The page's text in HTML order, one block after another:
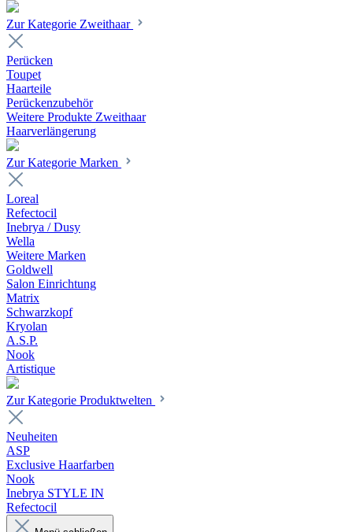
Zur Kategorie Zweithaar
Perücken
Toupet
Haarteile
Perückenzubehör
Weitere Produkte Zweithaar
Haarverlängerung
Zur Kategorie Marken
Loreal
Refectocil
Inebrya / Dusy
Wella
Weitere Marken
Goldwell
Salon Einrichtung
Matrix
Schwarzkopf
Kryolan
A.S.P.
Nook
Artistique
Zur Kategorie Produktwelten
Neuheiten
ASP
Exclusive Haarfarben
Nook
Inebrya STYLE IN
Refectocil